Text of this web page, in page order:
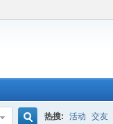
热搜: 活动 交友